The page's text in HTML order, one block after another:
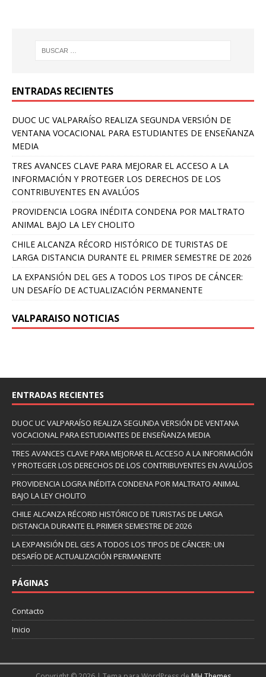
ENTRADAS RECIENTES
DUOC UC VALPARAÍSO REALIZA SEGUNDA VERSIÓN DE
VENTANA VOCACIONAL PARA ESTUDIANTES DE ENSEÑANZA
MEDIA
TRES AVANCES CLAVE PARA MEJORAR EL ACCESO A LA
INFORMACIÓN Y PROTEGER LOS DERECHOS DE LOS
CONTRIBUYENTES EN AVALÚOS
PROVIDENCIA LOGRA INÉDITA CONDENA POR MALTRATO
ANIMAL BAJO LA LEY CHOLITO
CHILE ALCANZA RÉCORD HISTÓRICO DE TURISTAS DE
LARGA DISTANCIA DURANTE EL PRIMER SEMESTRE DE 2026
LA EXPANSIÓN DEL GES A TODOS LOS TIPOS DE CÁNCER:
UN DESAFÍO DE ACTUALIZACIÓN PERMANENTE
VALPARAISO NOTICIAS
ENTRADAS RECIENTES
DUOC UC VALPARAÍSO REALIZA SEGUNDA VERSIÓN DE VENTANA
VOCACIONAL PARA ESTUDIANTES DE ENSEÑANZA MEDIA
TRES AVANCES CLAVE PARA MEJORAR EL ACCESO A LA INFORMACIÓN
Y PROTEGER LOS DERECHOS DE LOS CONTRIBUYENTES EN AVALÚOS
PROVIDENCIA LOGRA INÉDITA CONDENA POR MALTRATO ANIMAL
BAJO LA LEY CHOLITO
CHILE ALCANZA RÉCORD HISTÓRICO DE TURISTAS DE LARGA
DISTANCIA DURANTE EL PRIMER SEMESTRE DE 2026
LA EXPANSIÓN DEL GES A TODOS LOS TIPOS DE CÁNCER: UN
DESAFÍO DE ACTUALIZACIÓN PERMANENTE
PÁGINAS
Contacto
Inicio